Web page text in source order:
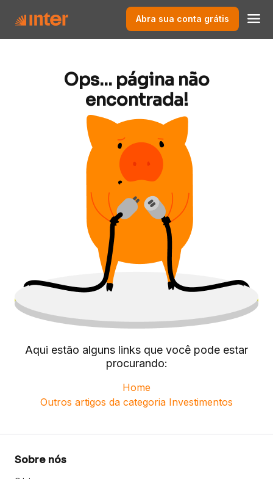
Abra sua conta grátis
Ops... página não
encontrada!
Aqui estão alguns links que você pode estar
procurando:
Home
Outros artigos da categoria Investimentos
Sobre nós